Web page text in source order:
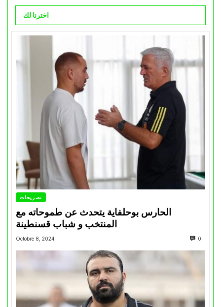
اخترنا لك
تصريحات
الحارس بوحلفاية يتحدث عن طموحاته مع
المنتخب و شباب قسنطينة
Octobre 8, 2024 0